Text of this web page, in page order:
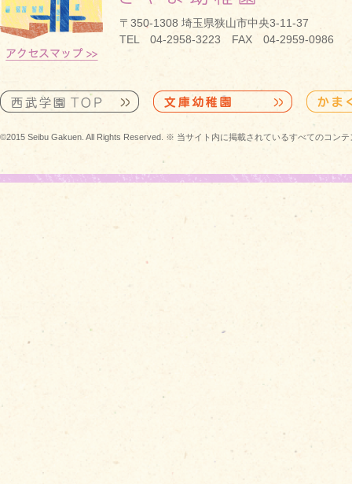
〒350-1308 埼玉県狭山市中央3-11-37
TEL 04-2958-3223 FAX 04-2959-0986
©2015 Seibu Gakuen. All Rights Reserved. ※ 当サイト内に掲載されているすべてのコン